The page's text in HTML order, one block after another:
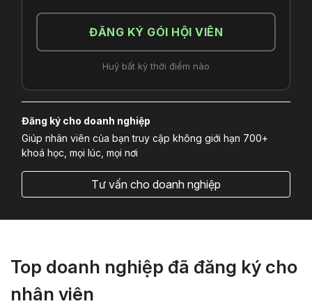
ĐĂNG KÝ GÓI HỘI VIÊN
Huỷ bất kỳ thời điểm nào
Đăng ký cho doanh nghiệp
Giúp nhân viên của bạn truy cập không giới hạn 700+
khoá học, mọi lúc, mọi nơi
Tư vấn cho doanh nghiệp
Top doanh nghiệp đã đăng ký cho
nhân viên